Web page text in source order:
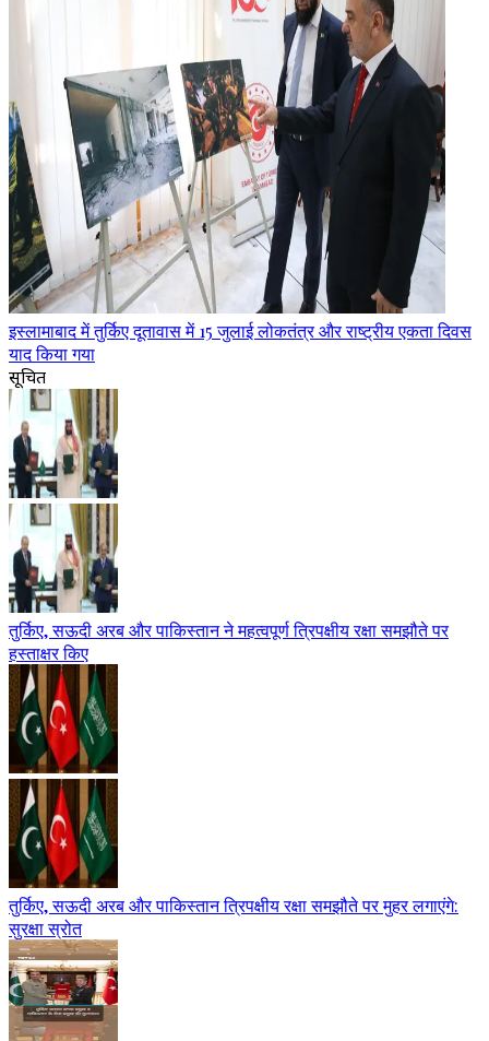
इस्लामाबाद में तुर्किए दूतावास में 15 जुलाई लोकतंत्र और राष्ट्रीय एकता दिवस
याद किया गया
सूचित
तुर्किए, सऊदी अरब और पाकिस्तान ने महत्वपूर्ण त्रिपक्षीय रक्षा समझौते पर
हस्ताक्षर किए
तुर्किए, सऊदी अरब और पाकिस्तान त्रिपक्षीय रक्षा समझौते पर मुहर लगाएंगे:
सुरक्षा स्रोत